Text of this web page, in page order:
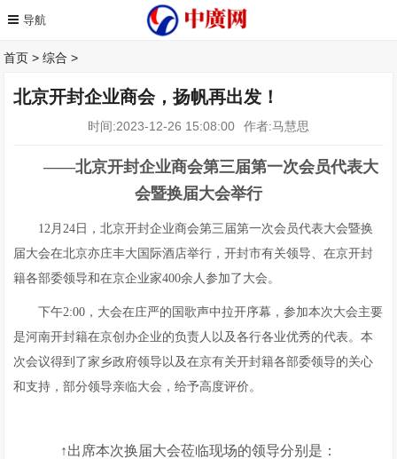
首页 >综合 >
北京开封企业商会，扬帆再出发！
时间:2023-12-26 15:08:00 作者:马慧思
——北京开封企业商会第三届第一次会员代表大
会暨换届大会举行
12月24日，北京开封企业商会第三届第一次会员代表大会暨换
届大会在北京亦庄丰大国际酒店举行，开封市有关领导、在京开封
籍各部委领导和在京企业家400余人参加了大会。
下午2:00，大会在庄严的国歌声中拉开序幕，参加本次大会主要
是河南开封籍在京创办企业的负责人以及各行各业优秀的代表。本
次会议得到了家乡政府领导以及在京有关开封籍各部委领导的关心
和支持，部分领导亲临大会，给予高度评价。
↑出席本次换届大会莅临现场的领导分别是：